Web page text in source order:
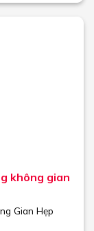
không gian
Gian Hẹp